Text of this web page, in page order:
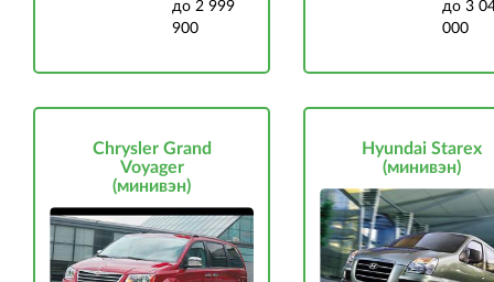
до 2 999
900
до 3
000
Chrysler Grand
Voyager
(минивэн)
Hyundai Starex
(минивэн)